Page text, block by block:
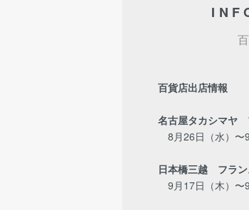
百貨店出店情報
名古屋タカシマヤ
8月26日（水）〜9
日本橋三越 フラ
9月17日（木）〜